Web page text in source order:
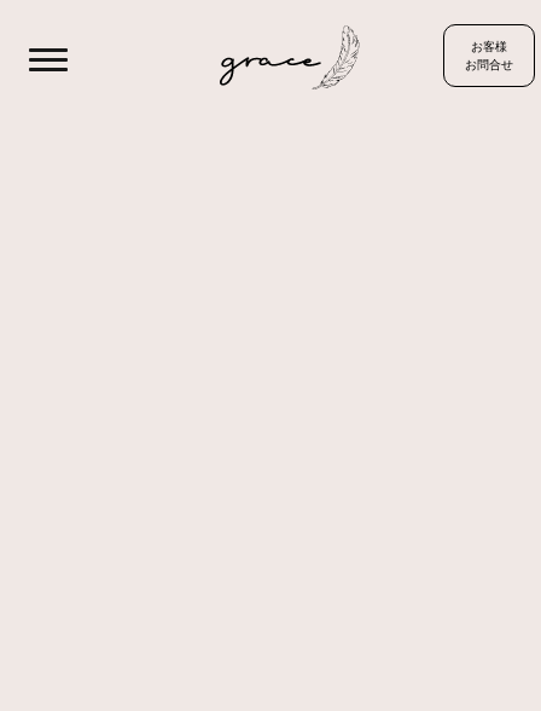
お客様
お問合せ